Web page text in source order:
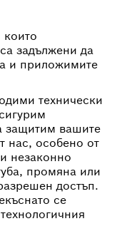
задължени да
и приложимите
технически
защитим вашите
нас, особено от
незаконно
промяна или
достъп.
се